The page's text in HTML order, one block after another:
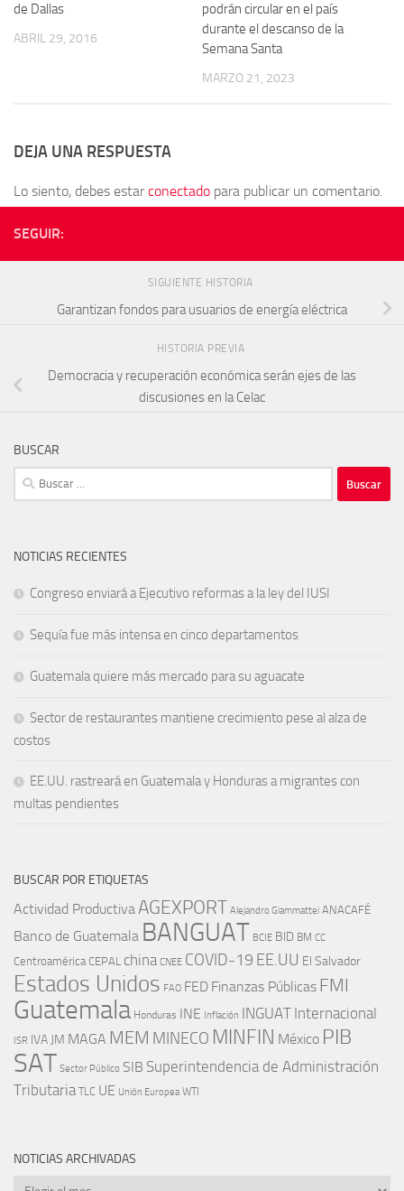
de Dallas
ABRIL 29, 2016
podrán circular en el país
durante el descanso de la
Semana Santa
MARZO 21, 2023
DEJA UNA RESPUESTA
Lo siento, debes estarconectado para publicar un comentario.
SEGUIR:
SIGUIENTE HISTORIA
Garantizan fondos para usuarios de energía eléctrica
HISTORIA PREVIA
Democracia y recuperación económica serán ejes de las
discusiones en la Celac
BUSCAR
Buscar:
NOTICIAS RECIENTES
Congreso enviará a Ejecutivo reformas a la ley del IUSI
Sequía fue más intensa en cinco departamentos
Guatemala quiere más mercado para su aguacate
Sector de restaurantes mantiene crecimiento pese al alza de
costos
EE.UU. rastreará en Guatemala y Honduras a migrantes con
multas pendientes
BUSCAR POR ETIQUETAS
Actividad ProductivaAGEXPORT Alejandro Giammattei ANACAFÉ
Banco de Guatemala BANGUAT BCIE BID BM CC
Centroamérica CEPAL china CNEE COVID-19 EE.UU El Salvador
Estados Unidos FAO FED Finanzas Públicas FMI
Guatemala Honduras INE Inflación INGUAT Internacional
ISR IVA JM MAGA MEM MINECO MINFIN México PIB
SAT Sector Público SIB Superintendencia de Administración
Tributaria TLC UE Unión Europea WTI
NOTICIAS ARCHIVADAS
Noticias